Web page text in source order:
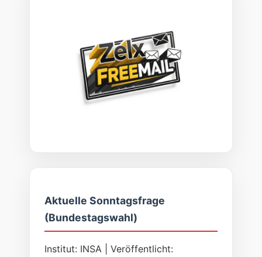
Aktuelle Sonntagsfrage
(Bundestagswahl)
Institut: INSA | Veröffentlicht: